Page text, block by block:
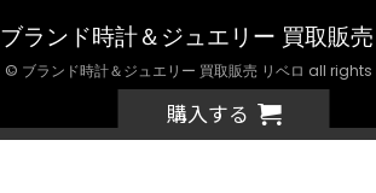
購入する
ブランド時計＆ジュエリー 買取販
© ブランド時計＆ジュエリー 買取販売 リベロ all